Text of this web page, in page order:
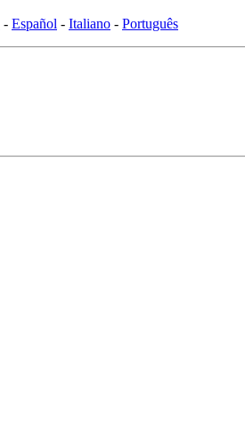
- Español - Italiano - Português